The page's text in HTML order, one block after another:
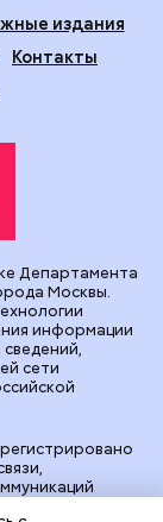
издания
Контакты
Департамента
Москвы.
информации
сети